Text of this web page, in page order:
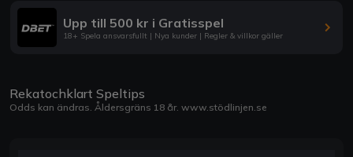
Upp till 500 kr i Gratisspel
18+ Spela ansvarsfullt | Nya kunder | Regler & villkor gäller
Rekatochklart Speltips
Odds kan ändras. Åldersgräns 18 år. www.stödlinjen.se